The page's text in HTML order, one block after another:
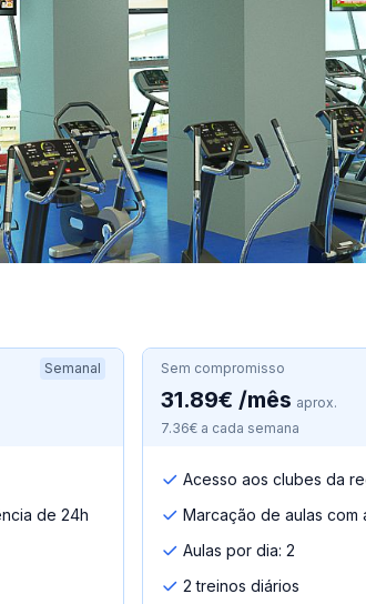
Semanal
de 24h
Sem compromisso
31.89€ /mês aprox.
7.36€ a cada semana
Acesso aos clubes da
Marcação de aulas
Aulas por dia: 2
2 treinos diários